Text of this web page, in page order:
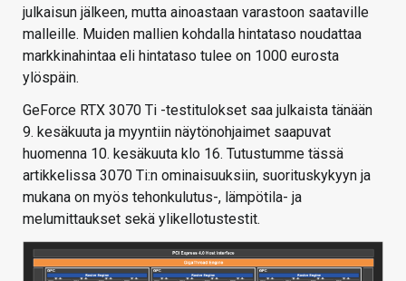
julkaisun jälkeen, mutta ainoastaan varastoon saataville
malleille. Muiden mallien kohdalla hintataso noudattaa
markkinahintaa eli hintataso tulee on 1000 eurosta
ylöspäin.
GeForce RTX 3070 Ti -testitulokset saa julkaista tänään
9. kesäkuuta ja myyntiin näytönohjaimet saapuvat
huomenna 10. kesäkuuta klo 16. Tutustumme tässä
artikkelissa 3070 Ti:n ominaisuuksiin, suorituskykyyn ja
mukana on myös tehonkulutus-, lämpötila- ja
melumittaukset sekä ylikellotustestit.